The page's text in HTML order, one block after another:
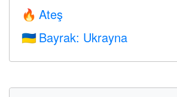
🔥 Ateş
🇺🇦 Bayrak: Ukrayna